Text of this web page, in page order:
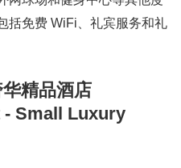
括免费 WiFi、礼宾服务和礼
精品酒店
Small Luxury